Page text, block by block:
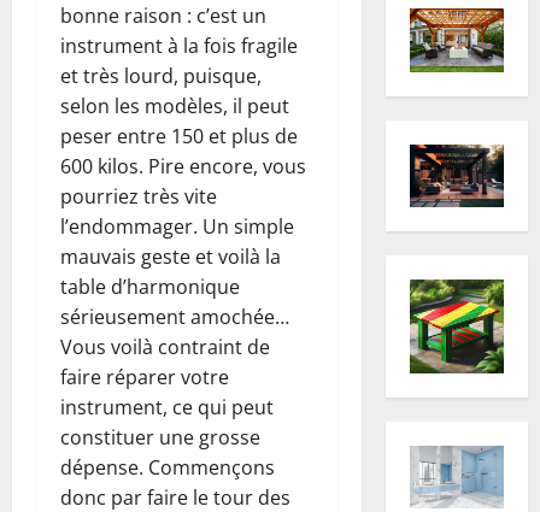
bonne raison : c’est un
instrument à la fois fragile
et très lourd, puisque,
selon les modèles, il peut
peser entre 150 et plus de
600 kilos. Pire encore, vous
pourriez très vite
l’endommager. Un simple
mauvais geste et voilà la
table d’harmonique
sérieusement amochée…
Vous voilà contraint de
faire réparer votre
instrument, ce qui peut
constituer une grosse
dépense. Commençons
donc par faire le tour des